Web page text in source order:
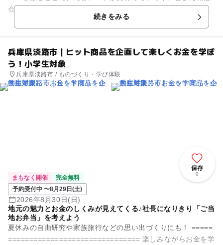
会社の社長になったつもりで、消しゴムを輸入する体験をして
もらいます。 はたして、...続きをみる
兵庫県淡路市｜ヒット商品を企画して楽しくお金を学ぼ
う！小学生対象
兵庫県淡路市 / ものづくり・学び体験
保存
0
まもなく開催
完全無料
予約受付中 〜8月29日(土)
2026年8月30日(日)
地元の魅力とお金のしくみが見えてくる♪社長になりきり「ご当
地お弁当」を考えよう
夏休みの自由研究や家族旅行などの思い出づくりにも！ =====
=============================== 楽しみながらお金を学